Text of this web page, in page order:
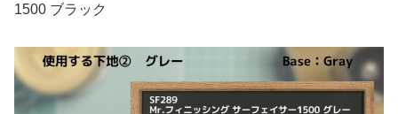
1500 ブラック